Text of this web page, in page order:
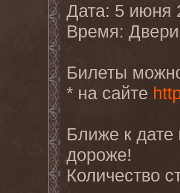
Дата: 5 июня
Время:
Билеты
* на сайте
Ближе к дате
дороже!
Количество